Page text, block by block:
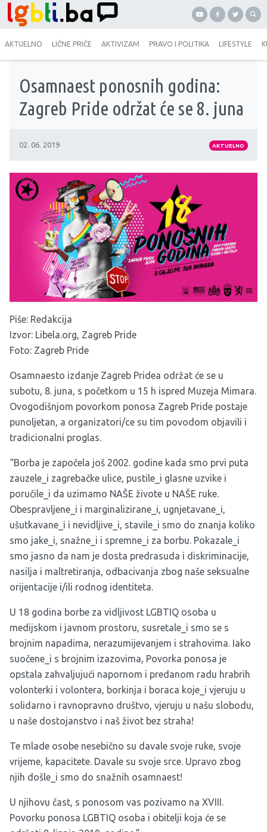
AKTUELNO LIČNE PRIČE AKTIVIZAM PRAVO I POLITIKA LIFESTYLE
Osamnaest ponosnih godina:
Zagreb Pride održat će se 8. juna
02. 06. 2019 AKTUELNO
Piše: Redakcija
Izvor: Libela.org, Zagreb Pride
Foto: Zagreb Pride
Osamnaesto izdanje Zagreb Pridea održat će se u
subotu, 8. juna, s početkom u 15 h ispred Muzeja Mimara.
Ovogodišnjom povorkom ponosa Zagreb Pride postaje
punoljetan, a organizatori/ce su tim povodom objavili i
tradicionalni proglas.
“Borba je započela još 2002. godine kada smo prvi puta
zauzele_i zagrebačke ulice, pustile_i glasne uzvike i
poručile_i da uzimamo NAŠE živote u NAŠE ruke.
Obespravljene_i i marginalizirane_i, ugnjetavane_i,
ušutkavane_i i nevidljive_i, stavile_i smo do znanja koliko
smo jake_i, snažne_i i spremne_i za borbu. Pokazale_i
smo jasno da nam je dosta predrasuda i diskriminacije,
nasilja i maltretiranja, odbacivanja zbog naše seksualne
orijentacije i/ili rodnog identiteta.
U 18 godina borbe za vidljivost LGBTIQ osoba u
medijskom i javnom prostoru, susretale_i smo se s
brojnim napadima, nerazumijevanjem i strahovima. Iako
suočene_i s brojnim izazovima, Povorka ponosa je
opstala zahvaljujući napornom i predanom radu hrabrih
volonterki i volontera, borkinja i boraca koje_i vjeruju u
solidarno i ravnopravno društvo, vjeruju u našu slobodu,
u naše dostojanstvo i naš život bez straha!
Te mlade osobe nesebično su davale svoje ruke, svoje
vrijeme, kapacitete. Davale su svoje srce. Upravo zbog
njih došle_i smo do snažnih osamnaest!
U njihovu čast, s ponosom vas pozivamo na XVIII.
Povorku ponosa LGBTIQ osoba i obitelji koja će se